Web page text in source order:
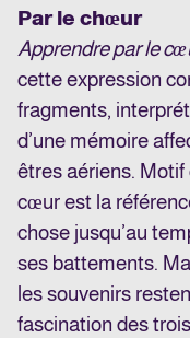
Par le chœur
Apprendre par le
cette expression
fragments,
d’une mémoire
êtres aériens.
cœur est la
chose jusqu’au
ses battements.
les souvenirs
fascination des